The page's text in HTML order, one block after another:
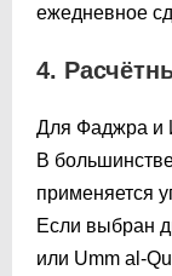
ежедневное
4.
Для Фаджра и
В
применяется
Если выбран
или Umm al-